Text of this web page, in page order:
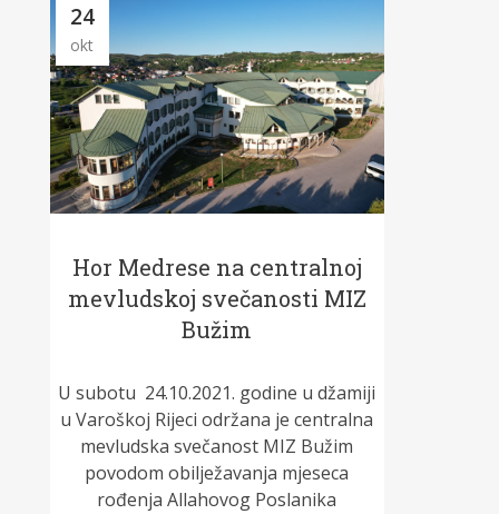
24
okt
Hor Medrese na centralnoj
mevludskoj svečanosti MIZ
Bužim
U subotu 24.10.2021. godine u džamiji
u Varoškoj Rijeci održana je centralna
mevludska svečanost MIZ Bužim
povodom obilježavanja mjeseca
rođenja Allahovog Poslanika